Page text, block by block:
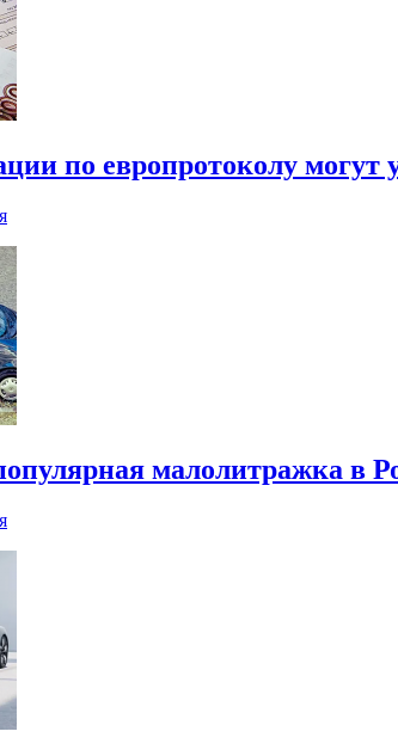
по европротоколу могут
малолитражка в